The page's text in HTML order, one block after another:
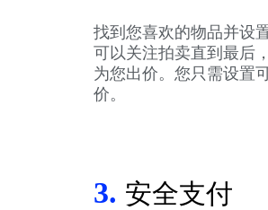
找到您喜欢的物品并设
可以关注拍卖直到最后
为您出价。您只需设置
价。
3. 安全支付